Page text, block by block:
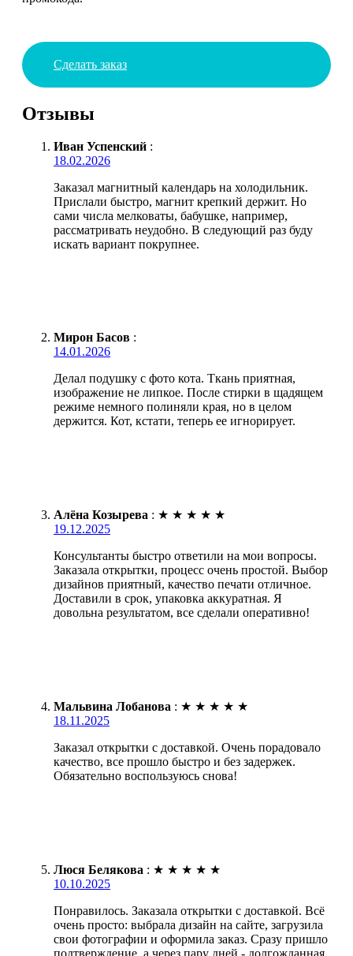
Сделать заказ
Отзывы
Иван Успенский :
18.02.2026
Заказал магнитный календарь на холодильник.
Прислали быстро, магнит крепкий держит. Но
сами числа мелковаты, бабушке, например,
рассматривать неудобно. В следующий раз буду
искать вариант покрупнее.
Мирон Басов :
14.01.2026
Делал подушку с фото кота. Ткань приятная,
изображение не липкое. После стирки в щадящем
режиме немного полиняли края, но в целом
держится. Кот, кстати, теперь ее игнорирует.
Алёна Козырева : ★ ★ ★ ★ ★
19.12.2025
Консультанты быстро ответили на мои вопросы.
Заказала открытки, процесс очень простой. Выбор
дизайнов приятный, качество печати отличное.
Доставили в срок, упаковка аккуратная. Я
довольна результатом, все сделали оперативно!
Мальвина Лобанова : ★ ★ ★ ★ ★
18.11.2025
Заказал открытки с доставкой. Очень порадовало
качество, все прошло быстро и без задержек.
Обязательно воспользуюсь снова!
Люся Белякова : ★ ★ ★ ★ ★
10.10.2025
Понравилось. Заказала открытки с доставкой. Всё
очень просто: выбрала дизайн на сайте, загрузила
свои фотографии и оформила заказ. Сразу пришло